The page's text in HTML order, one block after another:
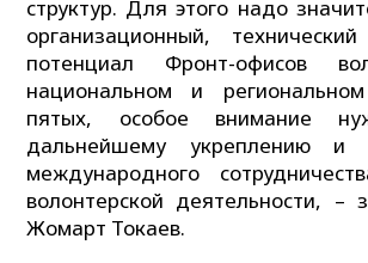
структур. Для этого надо
организационный,
потенциал Фронт-офисов
национальном и
пятых, особое внимание
дальнейшему укреплению и
международного
волонтерской деятельности, –
Жомарт Токаев.